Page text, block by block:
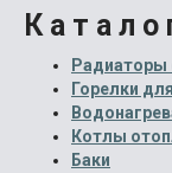
Радиаторы
Горелки
Котлы
Баки